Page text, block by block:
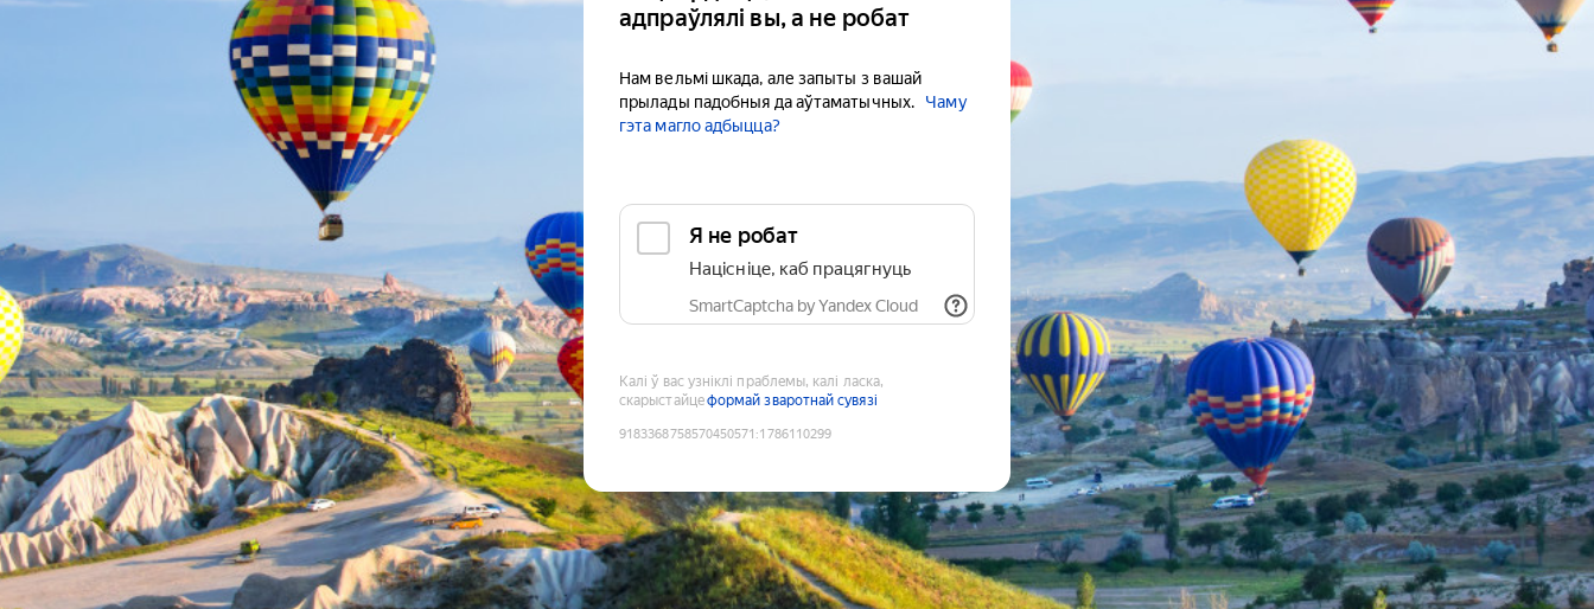
адпраўлялі вы, а не робат
Нам вельмі шкада, але запыты з вашай
прылады падобныя да аўтаматычных.
Чаму
гэта магло адбыцца?
Я не робат
Націсніце, каб працягнуць
SmartCaptcha by Yandex Cloud
Калі ў вас узніклі праблемы, калі ласка,
скарыстайцеформай зваротнай сувязі
9183368758570450571 :1786110299